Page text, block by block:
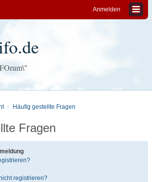
Anmelden
Häufig gestellte Fragen
Fragen
registrieren?